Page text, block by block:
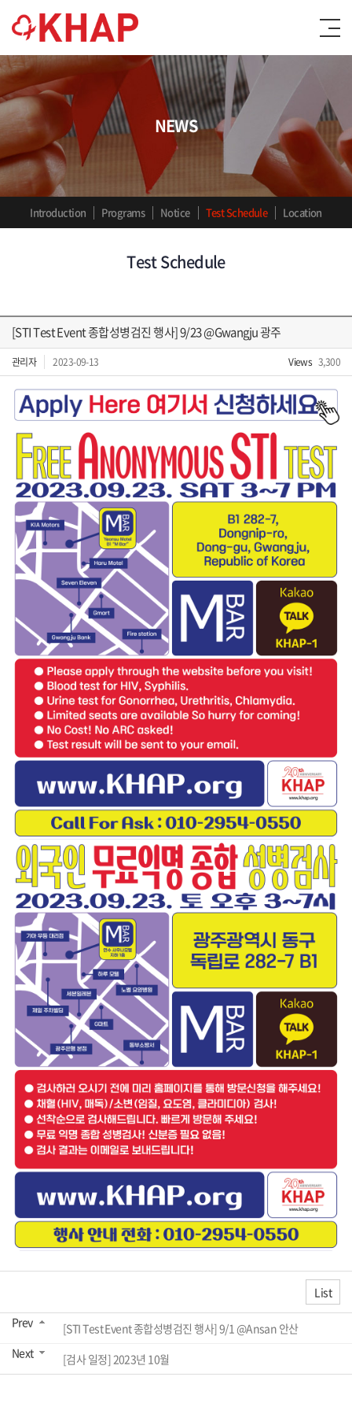
NEWS
Introduction Programs Notice Test Schedule Location
Test Schedule
[STI Test Event 종합성병검진 행사] 9/23 @Gwangju 광주
관리자 2023-09-13 Views 3,300
List
Prev
[STI Test Event 종합성병검진 행사] 9/1 @Ansan 안산
Next
[검사 일정] 2023년 10월